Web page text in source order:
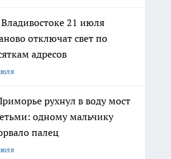
21 июля
отключат свет по
адресов
рухнул в воду мост
одному мальчику
палец